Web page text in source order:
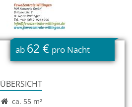
ab 62 € pro Nacht
ÜBERSICHT
ca. 55 m²